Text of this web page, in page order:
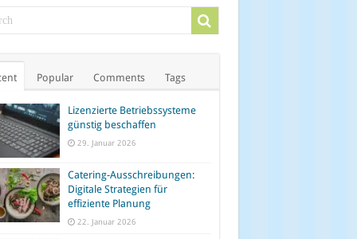
Popular Comments Tags
Lizenzierte Betriebssysteme
günstig beschaffen
29. Januar 2026
Catering-Ausschreibungen:
Digitale Strategien für
effiziente Planung
22. Januar 2026